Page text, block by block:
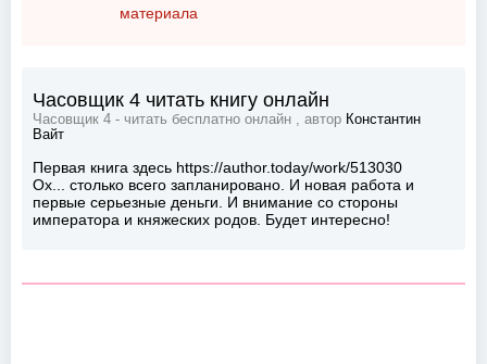
материала
Часовщик 4 читать книгу онлайн
Часовщик 4 - читать бесплатно онлайн , автор Константин
Вайт
Первая книга здесь https://author.today/work/513030
Ох... столько всего запланировано. И новая работа и
первые серьезные деньги. И внимание со стороны
императора и княжеских родов. Будет интересно!